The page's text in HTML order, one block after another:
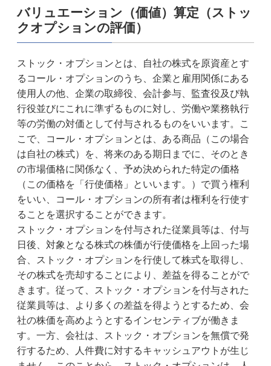
バリュエーション（価値）算定（ストッ
クオプションの評価）
ストック・オプションとは、自社の株式を原資産とす
るコール・オプションのうち、企業と雇用関係にある
使用人の他、企業の取締役、会計参与、監査役及び執
行役並びにこれに準ずるものに対し、労働や業務執行
等の労働の対価として付与されるものをいいます。こ
こで、コール・オプションとは、ある商品（この場合
は自社の株式）を、将来のある期日までに、そのとき
の市場価格に関係なく、予め決められた特定の価格
（この価格を「行使価格」といいます。）で買う権利
をいい、コール・オプションの所有者は権利を行使す
ることを選択することができます。
ストック・オプションを付与された従業員等は、付与
日後、対象となる株式の株価が行使価格を上回った場
合、ストック・オプションを行使して株式を取得し、
その株式を売却することにより、差益を得ることがで
きます。従って、ストック・オプションを付与された
従業員等は、より多くの差益を得ようとするため、会
社の株価を高めようとするインセンティブが働きま
す。一方、会社は、ストック・オプションを無償で発
行するため、人件費に対するキャッシュアウトが生じ